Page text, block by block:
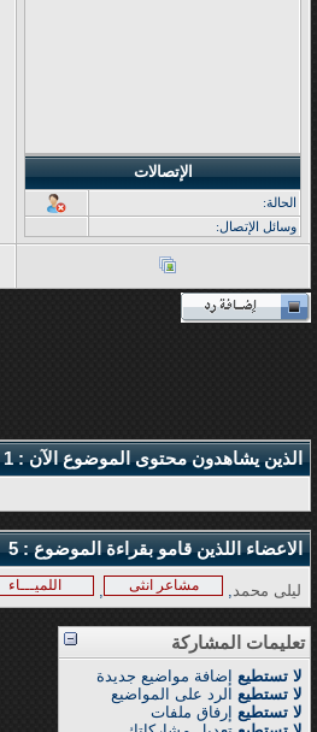
الإتصالات
الحالة:
وسائل الإتصال:
الذين يشاهدون محتوى الموضوع الآن : 1
الاعضاء اللذين قامو بقراءة الموضوع : 5
ليلى محمد مشاعر انثى اللميـــاء
تعليمات المشاركة
لا تستطيع إضافة مواضيع جديدة
لا تستطيع الرد على المواضيع
لا تستطيع إرفاق ملفات